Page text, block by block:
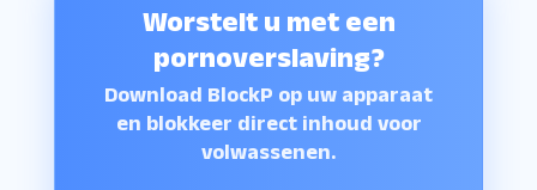
Worstelt u met een
pornoverslaving?
Download BlockP op uw apparaat
en blokkeer direct inhoud voor
volwassenen.